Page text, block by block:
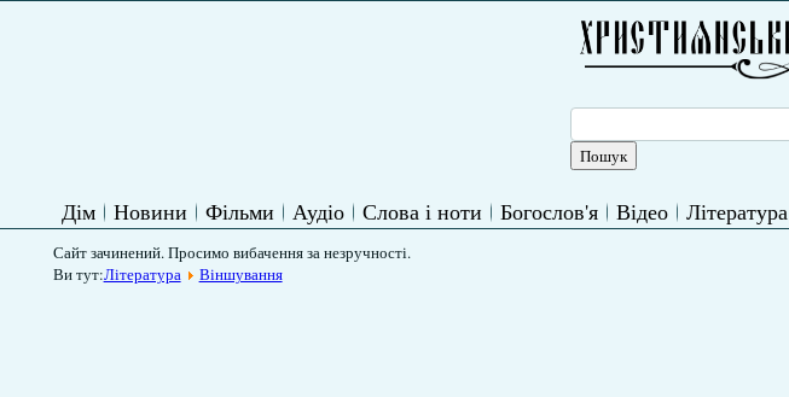
Дім Новини Фільми Аудіо Слова і ноти Богослов'я Відео Література
Сайт зачинений. Просимо вибачення за незручності.
Ви тут:Література Віншування